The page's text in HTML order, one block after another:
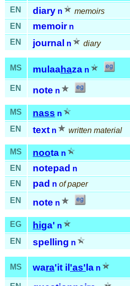
EN diary n
memoirs
EN
memoir n
EN
journal n diary
MS mulaahaza n
EN
note n
MS nass n
EN text n written material
MS noota n
EN notepad n
EN
pad n of paper
EN
note n
EG higa' n
EN spelling n
MS wara'it il 'as' la n